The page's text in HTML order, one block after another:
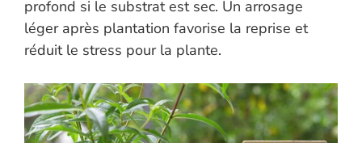
profond si le substrat est sec. Un arrosage
léger après plantation favorise la reprise et
réduit le stress pour la plante.